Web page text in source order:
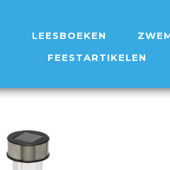
LEESBOEKEN
FEESTARTIKELEN